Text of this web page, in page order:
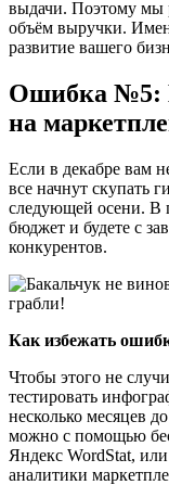
выдачи. Поэтому мы
объём выручки.
развитие вашего
Ошибка №5:
на
Если в декабре вам
все начнут скупать
следующей осени. В
бюджет и будете с
конкурентов.
Как избежать
Чтобы этого не
тестировать
несколько месяцев
можно с помощью
Яндекс WordStat,
аналитики